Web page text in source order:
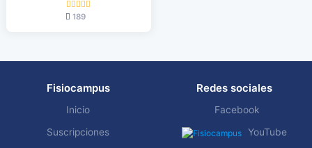
189
Fisiocampus
Inicio
Suscripciones
Redes sociales
Facebook
YouTube